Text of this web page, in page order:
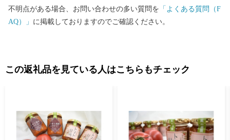
不明点がある場合、お問い合わせの多い質問を 「よくある質問（F
AQ）」 に掲載しておりますのでご確認ください。
この返礼品を見ている人はこちらもチェック